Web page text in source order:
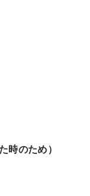
時のため）